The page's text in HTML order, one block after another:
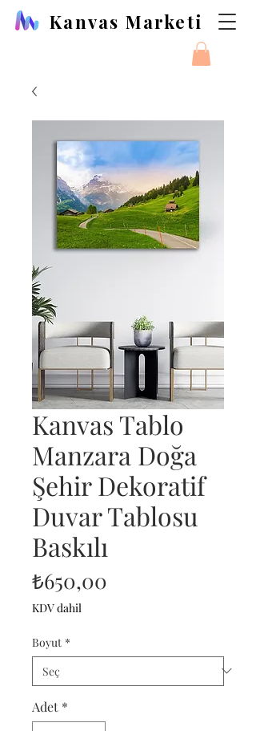
Kanvas Marketi
Kanvas Tablo
Manzara Doğa
Şehir Dekoratif
Duvar Tablosu
Baskılı
₺650,00
KDV dahil
Boyut *
Adet *